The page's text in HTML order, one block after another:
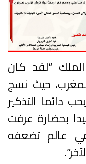
“لقد كان
حيث نسج
دائما التذكير
بحضارة عرفت
عالم تضعفه